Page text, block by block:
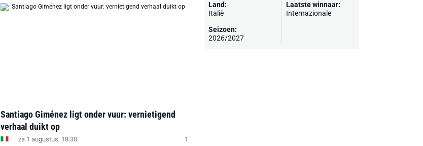
Santiago Giménez ligt onder vuur: vernietigend
verhaal duikt op
za 1 augustus, 18:30 1
Land:
Italië
Seizoen:
2026/2027
Laatste winnaar:
Internazionale